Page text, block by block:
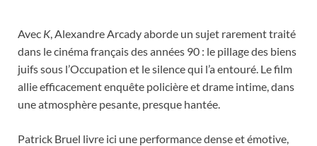
Avec K, Alexandre Arcady aborde un sujet rarement traité
dans le cinéma français des années 90 : le pillage des biens
juifs sous l’Occupation et le silence qui l’a entouré. Le film
allie efficacement enquête policière et drame intime, dans
une atmosphère pesante, presque hantée.
Patrick Bruel livre ici une performance dense et émotive,